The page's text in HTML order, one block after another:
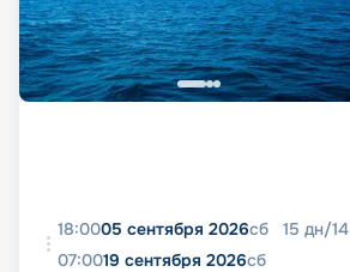
18:0005 сентября 2026сб 15 дн/14
07:0019 сентября 2026сб